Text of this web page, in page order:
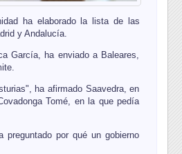
ha elaborado la lista de las
y Andalucía.
García, ha enviado a Baleares,
ha afirmado Saavedra, en
Tomé, en la que pedía
por qué un gobierno